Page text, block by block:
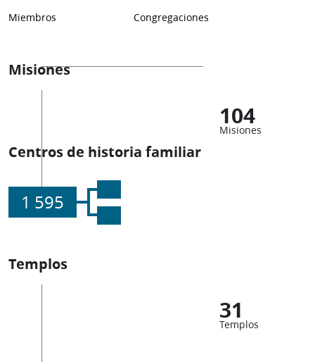
Miembros Congregaciones
Misiones
104
Misiones
Centros de historia familiar
1 595
Templos
31
Templos